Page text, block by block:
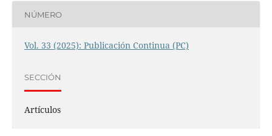
NÚMERO
Vol. 33 (2025): Publicación Continua (PC)
SECCIÓN
Artículos